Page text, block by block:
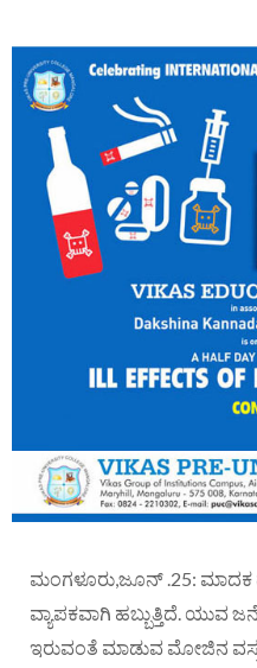
ಮಂಗಳೂರು,ಜೂನ್ .25: ಮಾದಕ
ವ್ಯಾಪಕವಾಗಿ ಹಬ್ಬುತ್ತಿದೆ. ಯುವ
ಇರುವಂತೆ ಮಾಡುವ ಮೋಜಿನ